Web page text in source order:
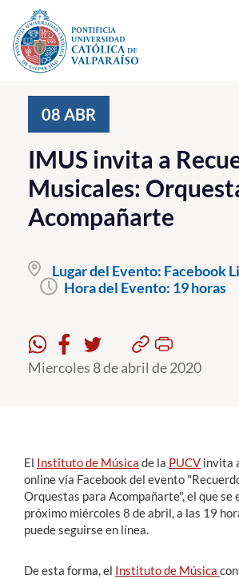
Click acá para ir directamente al contenido
Investigación, Creación e Innovación
PUCV Internacional
Vinculación con el Medio
Pregrado
Formación Continua
Funcionarios
Alumni
08 ABR
IMUS invita a
Musicales:
Acompañarte
Lugar del Evento: Facebook
Hora del Evento: 19 horas
Miercoles 8 de abril de 2020
El Instituto de Música de la PUCV invita
online vía Facebook del evento
Orquestas para Acompañarte", el que se
próximo miércoles 8 de abril, a las 19
puede seguirse en línea.
De esta forma, el Instituto de Música